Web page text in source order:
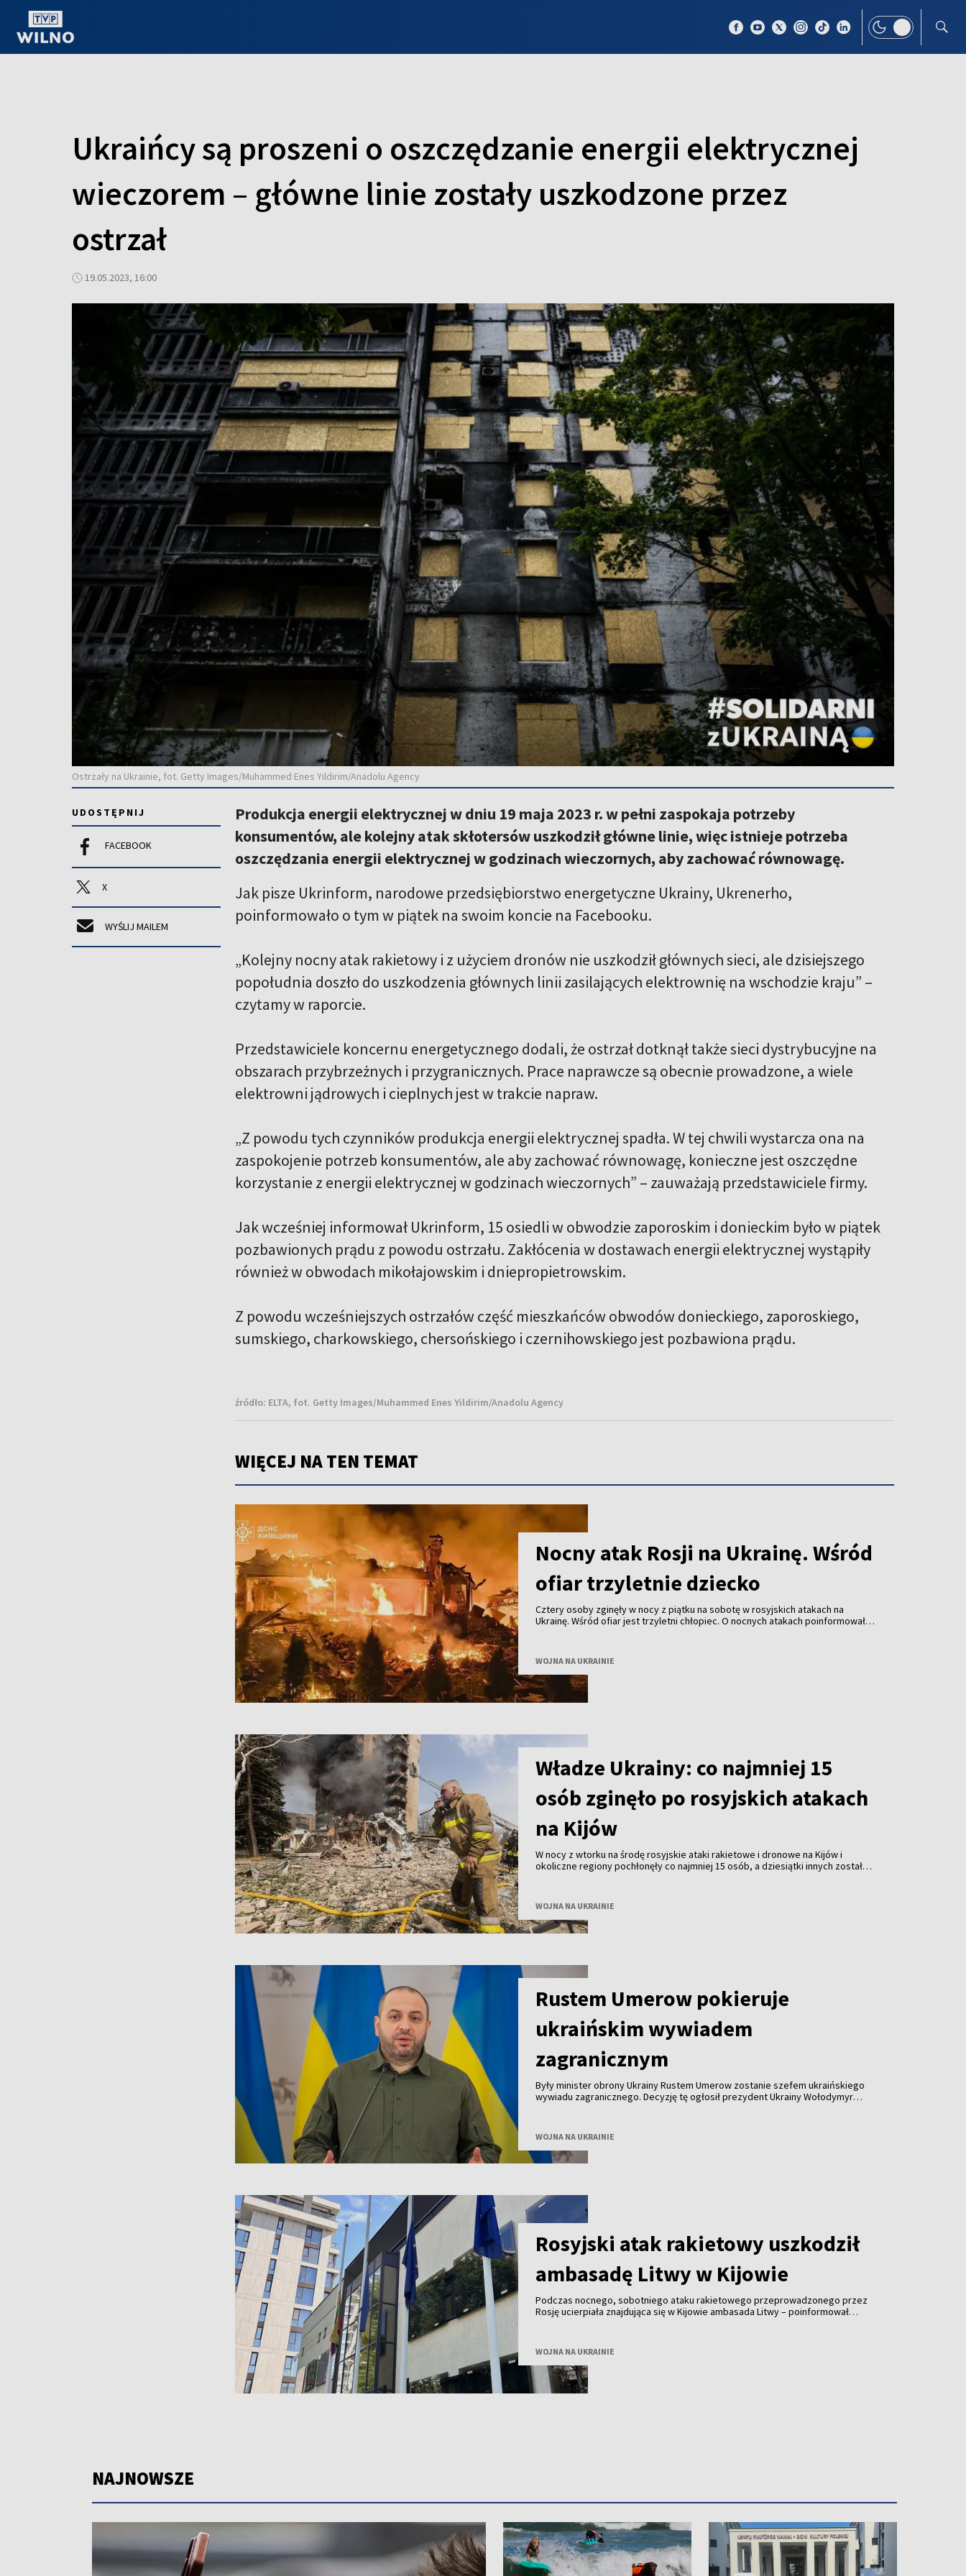
Ukraińcy są proszeni o oszczędzanie energii elektrycznej
wieczorem – główne linie zostały uszkodzone przez
ostrzał
19.05.2023, 16:00
Ostrzały na Ukrainie, fot. Getty Images/Muhammed Enes Yildirim/Anadolu Agency
UDOSTĘPNIJ
FACEBOOK
X
WYŚLIJ MAILEM
Produkcja energii elektrycznej w dniu 19 maja 2023 r. w pełni zaspokaja potrzeby
konsumentów, ale kolejny atak skłotersów uszkodził główne linie, więc istnieje potrzeba
oszczędzania energii elektrycznej w godzinach wieczornych, aby zachować równowagę.
Jak pisze Ukrinform, narodowe przedsiębiorstwo energetyczne Ukrainy, Ukrenerho,
poinformowało o tym w piątek na swoim koncie na Facebooku.
„Kolejny nocny atak rakietowy i z użyciem dronów nie uszkodził głównych sieci, ale dzisiejszego
popołudnia doszło do uszkodzenia głównych linii zasilających elektrownię na wschodzie kraju” –
czytamy w raporcie.
Przedstawiciele koncernu energetycznego dodali, że ostrzał dotknął także sieci dystrybucyjne na
obszarach przybrzeżnych i przygranicznych. Prace naprawcze są obecnie prowadzone, a wiele
elektrowni jądrowych i cieplnych jest w trakcie napraw.
„Z powodu tych czynników produkcja energii elektrycznej spadła. W tej chwili wystarcza ona na
zaspokojenie potrzeb konsumentów, ale aby zachować równowagę, konieczne jest oszczędne
korzystanie z energii elektrycznej w godzinach wieczornych” – zauważają przedstawiciele firmy.
Jak wcześniej informował Ukrinform, 15 osiedli w obwodzie zaporoskim i donieckim było w piątek
pozbawionych prądu z powodu ostrzału. Zakłócenia w dostawach energii elektrycznej wystąpiły
również w obwodach mikołajowskim i dniepropietrowskim.
Z powodu wcześniejszych ostrzałów część mieszkańców obwodów donieckiego, zaporoskiego,
sumskiego, charkowskiego, chersońskiego i czernihowskiego jest pozbawiona prądu.
źródło: ELTA, fot. Getty Images/Muhammed Enes Yildirim/Anadolu Agency
WIĘCEJ NA TEN TEMAT
Nocny atak Rosji na Ukrainę. Wśród
ofiar trzyletnie dziecko
Cztery osoby zginęły w nocy z piątku na sobotę w rosyjskich atakach na
Ukrainę. Wśród ofiar jest trzyletni chłopiec. O nocnych atakach poinformował w
WOJNA NA UKRAINIE
Władze Ukrainy: co najmniej 15
osób zginęło po rosyjskich atakach
na Kijów
W nocy z wtorku na środę rosyjskie ataki rakietowe i dronowe na Kijów i
okoliczne regiony pochłonęły co najmniej 15 osób, a dziesiątki innych zostały
WOJNA NA UKRAINIE
Rustem Umerow pokieruje
ukraińskim wywiadem
zagranicznym
Były minister obrony Ukrainy Rustem Umerow zostanie szefem ukraińskiego
wywiadu zagranicznego. Decyzję tę ogłosił prezydent Ukrainy Wołodymyr
WOJNA NA UKRAINIE
Rosyjski atak rakietowy uszkodził
ambasadę Litwy w Kijowie
Podczas nocnego, sobotniego ataku rakietowego przeprowadzonego przez
Rosję ucierpiała znajdująca się w Kijowie ambasada Litwy – poinformował
WOJNA NA UKRAINIE
NAJNOWSZE